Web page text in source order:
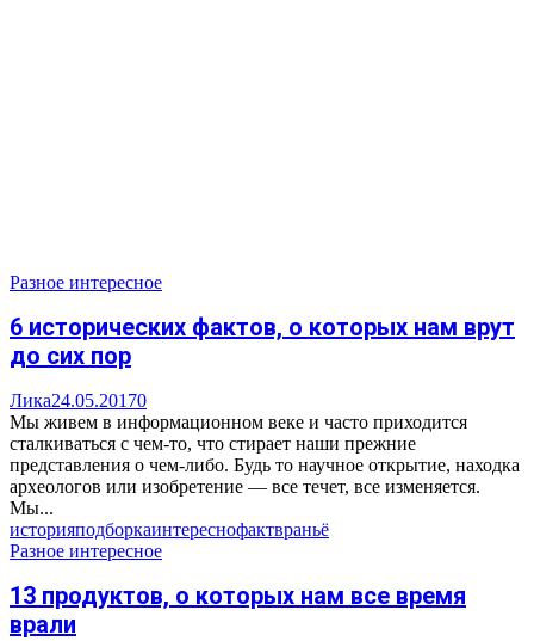
Разное интересное
6 исторических фактов, о которых нам врут
до сих пор
Лика24.05.20170
Мы живем в информационном веке и часто приходится
сталкиваться с чем-то, что стирает наши прежние
представления о чем-либо. Будь то научное открытие, находка
археологов или изобретение — все течет, все изменяется.
Мы...
историяподборкаинтереснофактвраньё
Разное интересное
13 продуктов, о которых нам все время
врали